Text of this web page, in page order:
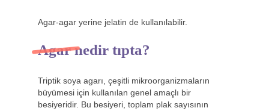
Agar-agar yerine jelatin de kullanılabilir.
Agar nedir tıpta?
Triptik soya agarı, çeşitli mikroorganizmaların
büyümesi için kullanılan genel amaçlı bir
besiyeridir. Bu besiyeri, toplam plak sayısının